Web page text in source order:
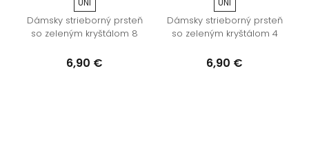
UNI
Dámsky strieborný prsteň
so zeleným kryštálom 8
6,90 €
UNI
Dámsky strieborný prsteň
so zeleným kryštálom 4
6,90 €